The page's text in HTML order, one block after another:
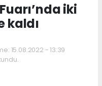
iki
kaldı
15.08.2022 - 13:39